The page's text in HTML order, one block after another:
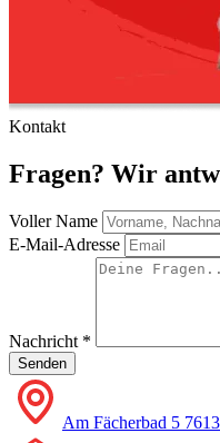
Kontakt
Fragen? Wir
Voller Name
E-Mail-Adresse
Nachricht *
Senden
Am Fächerbad 5